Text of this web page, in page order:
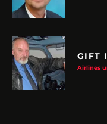
GIFT
Airlines